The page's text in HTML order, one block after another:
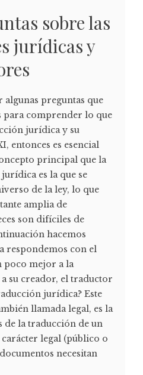
sobre las
jurídicas y
algunas preguntas que
para comprender lo que
jurídica y su
entonces es esencial
principal que la
es la que se
de la ley, lo que
amplia de
son difíciles de
hacemos
respondemos con el
poco mejor a la
su creador, el traductor
jurídica? Este
llamada legal, es la
de la traducción de un
legal (público o
necesitan